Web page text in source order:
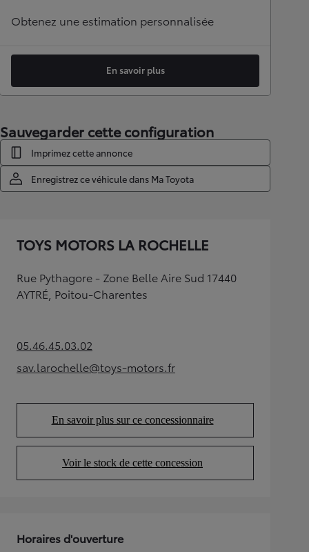
Obtenez une estimation personnalisée
En savoir plus
Sauvegarder cette configuration
Imprimez cette annonce
Enregistrez ce véhicule dans Ma Toyota
TOYS MOTORS LA ROCHELLE
Rue Pythagore - Zone Belle Aire Sud 17440
AYTRÉ, Poitou-Charentes
05.46.45.03.02(Opens in new tab)
sav.larochelle@toys-motors.fr
(Opens in new tab)
En savoir plus sur ce concessionnaire
(Opens in new tab)
Voir le stock de cette concession
(Opens in new tab)
Horaires d'ouverture